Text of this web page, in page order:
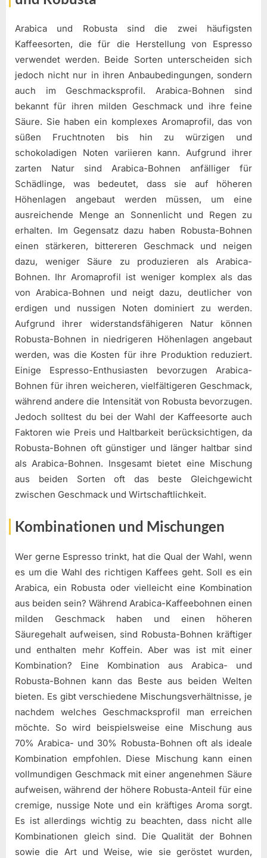
Arabica und Robusta sind die zwei häufigsten
Kaffeesorten, die für die Herstellung von Espresso
verwendet werden. Beide Sorten unterscheiden sich
jedoch nicht nur in ihren Anbaubedingungen, sondern
auch im Geschmacksprofil. Arabica-Bohnen sind
bekannt für ihren milden Geschmack und ihre feine
Säure. Sie haben ein komplexes Aromaprofil, das von
süßen Fruchtnoten bis hin zu würzigen und
schokoladigen Noten variieren kann. Aufgrund ihrer
zarten Natur sind Arabica-Bohnen anfälliger für
Schädlinge, was bedeutet, dass sie auf höheren
Höhenlagen angebaut werden müssen, um eine
ausreichende Menge an Sonnenlicht und Regen zu
erhalten. Im Gegensatz dazu haben Robusta-Bohnen
einen stärkeren, bittereren Geschmack und neigen
dazu, weniger Säure zu produzieren als Arabica-
Bohnen. Ihr Aromaprofil ist weniger komplex als das
von Arabica-Bohnen und neigt dazu, deutlicher von
erdigen und nussigen Noten dominiert zu werden.
Aufgrund ihrer widerstandsfähigeren Natur können
Robusta-Bohnen in niedrigeren Höhenlagen angebaut
werden, was die Kosten für ihre Produktion reduziert.
Einige Espresso-Enthusiasten bevorzugen Arabica-
Bohnen für ihren weicheren, vielfältigeren Geschmack,
während andere die Intensität von Robusta bevorzugen.
Jedoch solltest du bei der Wahl der Kaffeesorte auch
Faktoren wie Preis und Haltbarkeit berücksichtigen, da
Robusta-Bohnen oft günstiger und länger haltbar sind
als Arabica-Bohnen. Insgesamt bietet eine Mischung
aus beiden Sorten oft das beste Gleichgewicht
zwischen Geschmack und Wirtschaftlichkeit.
Kombinationen und Mischungen
Wer gerne Espresso trinkt, hat die Qual der Wahl, wenn
es um die Wahl des richtigen Kaffees geht. Soll es ein
Arabica, ein Robusta oder vielleicht eine Kombination
aus beiden sein? Während Arabica-Kaffeebohnen einen
milden Geschmack haben und einen höheren
Säuregehalt aufweisen, sind Robusta-Bohnen kräftiger
und enthalten mehr Koffein. Aber was ist mit einer
Kombination? Eine Kombination aus Arabica- und
Robusta-Bohnen kann das Beste aus beiden Welten
bieten. Es gibt verschiedene Mischungsverhältnisse, je
nachdem welches Geschmacksprofil man erreichen
möchte. So wird beispielsweise eine Mischung aus
70% Arabica- und 30% Robusta-Bohnen oft als ideale
Kombination empfohlen. Diese Mischung kann einen
vollmundigen Geschmack mit einer angenehmen Säure
aufweisen, während der höhere Robusta-Anteil für eine
cremige, nussige Note und ein kräftiges Aroma sorgt.
Es ist allerdings wichtig zu beachten, dass nicht alle
Kombinationen gleich sind. Die Qualität der Bohnen
sowie die Art und Weise, wie sie geröstet wurden,